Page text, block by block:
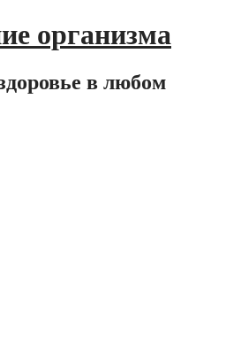
организма
в любом